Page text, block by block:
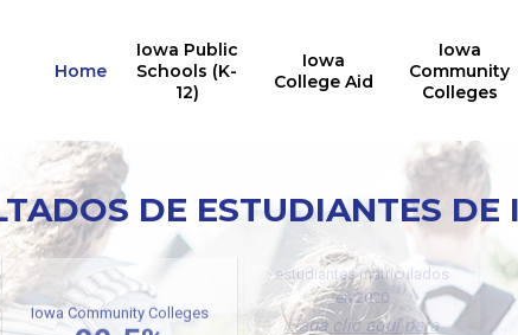
Home
Iowa Public
Schools (K-
12)
Iowa
College Aid
Iowa
Community
Colleges
DE ESTUDIANTES DE
Universidades públicas de
71,769
estudiantes matriculados
en 2020